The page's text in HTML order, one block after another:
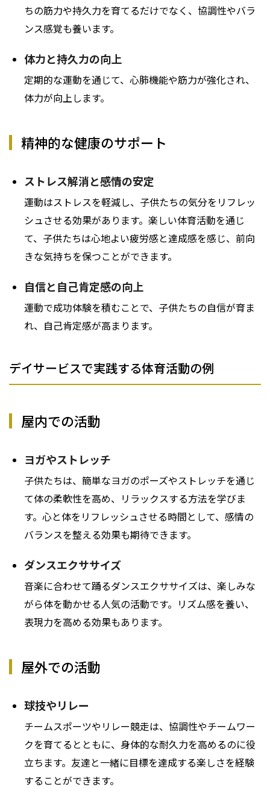
ちの筋力や持久力を育てるだけでなく、協調性やバラ
ンス感覚も養います。
体力と持久力の向上
定期的な運動を通じて、心肺機能や筋力が強化され、
体力が向上します。
精神的な健康のサポート
ストレス解消と感情の安定
運動はストレスを軽減し、子供たちの気分をリフレッ
シュさせる効果があります。楽しい体育活動を通じ
て、子供たちは心地よい疲労感と達成感を感じ、前向
きな気持ちを保つことができます。
自信と自己肯定感の向上
運動で成功体験を積むことで、子供たちの自信が育ま
れ、自己肯定感が高まります。
デイサービスで実践する体育活動の例
屋内での活動
ヨガやストレッチ
子供たちは、簡単なヨガのポーズやストレッチを通じ
て体の柔軟性を高め、リラックスする方法を学びま
す。心と体をリフレッシュさせる時間として、感情の
バランスを整える効果も期待できます。
ダンスエクササイズ
音楽に合わせて踊るダンスエクササイズは、楽しみな
がら体を動かせる人気の活動です。リズム感を養い、
表現力を高める効果もあります。
屋外での活動
球技やリレー
チームスポーツやリレー競走は、協調性やチームワー
クを育てるとともに、身体的な耐久力を高めるのに役
立ちます。友達と一緒に目標を達成する楽しさを経験
することができます。